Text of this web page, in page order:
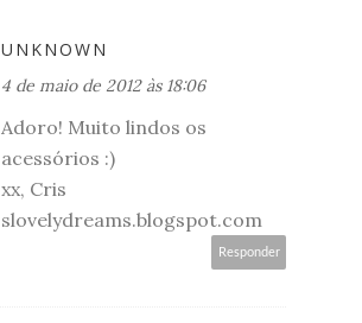
UNKNOWN
4 de maio de 2012 às 18:06
Adoro! Muito lindos os
acessórios :)
xx, Cris
slovelydreams.blogspot.com
Responder